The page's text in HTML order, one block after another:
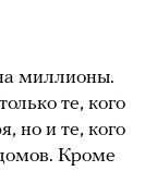
миллионы.
те, кого
но и те, кого
Кроме